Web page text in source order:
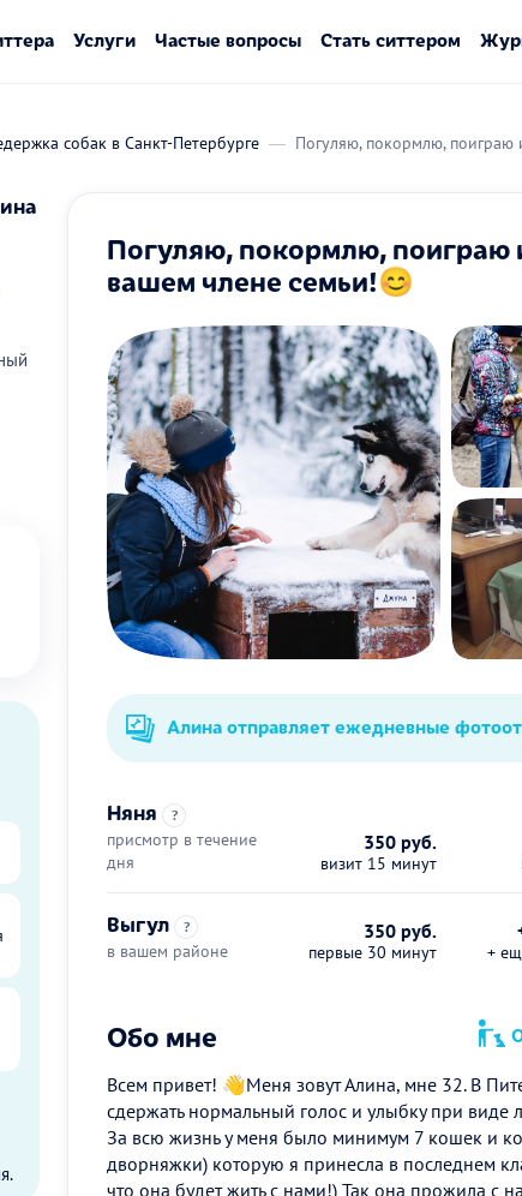
Услуги Частые вопросы Стать ситтером
собак в Санкт-Петербурге Погуляю, покормлю,
Погуляю, покормлю, поиграю
вашем члене семьи!😊
Алина отправляет ежедневные
Няня ?
присмотр в течение
дня
350 руб.
визит 15 минут
Выгул ?
в вашем районе
350 руб.
первые 30 минут +
Обо мне
Всем привет! 👋Меня зовут Алина, мне 32. В
сдержать нормальный голос и улыбку при
За всю жизнь у меня было минимум 7 кошек и
дворняжки) которую я принесла в последнем
что она будет жить с нами!) Так она прожила с